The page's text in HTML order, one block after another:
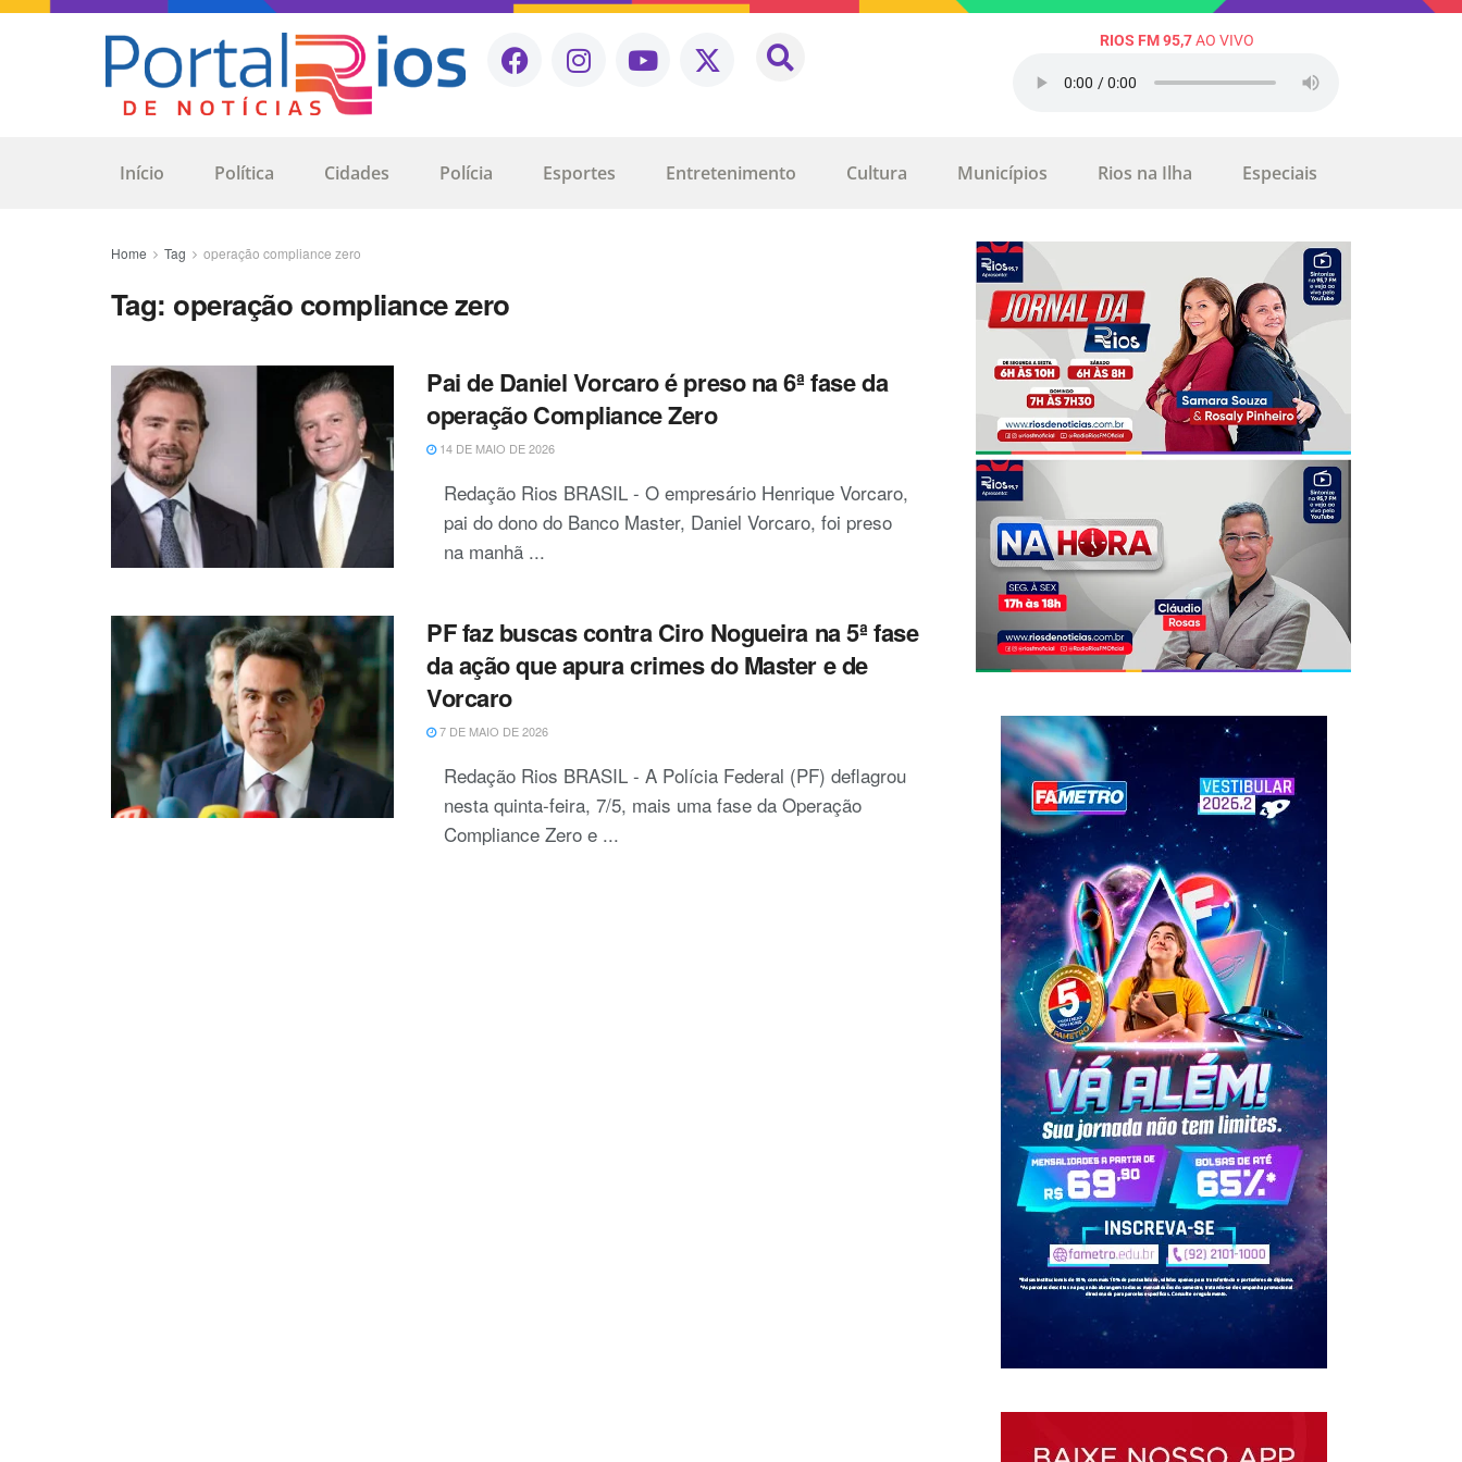
RIOS FM 95,7AO VIVO
Início Política Cidades Polícia Esportes Entretenimento Cultura Municípios Rios na Ilha Especiais
Home Tag operação compliance zero
Tag: operação compliance zero
Pai de Daniel Vorcaro é preso na 6ª fase da
operação Compliance Zero
14 DE MAIO DE 2026
Redação Rios BRASIL - O empresário Henrique Vorcaro,
pai do dono do Banco Master, Daniel Vorcaro, foi preso
na manhã ...
PF faz buscas contra Ciro Nogueira na 5ª fase
da ação que apura crimes do Master e de
Vorcaro
7 DE MAIO DE 2026
Redação Rios BRASIL - A Polícia Federal (PF) deflagrou
nesta quinta-feira, 7/5, mais uma fase da Operação
Compliance Zero e ...